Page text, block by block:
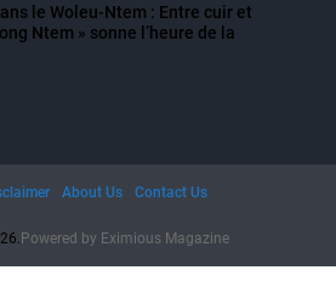
le Woleu-Ntem : Entre cuir et
Ntem » sonne l’heure de la
Powered by Eximious Magazine
About Us Contact Us